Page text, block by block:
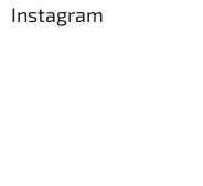
Instagram